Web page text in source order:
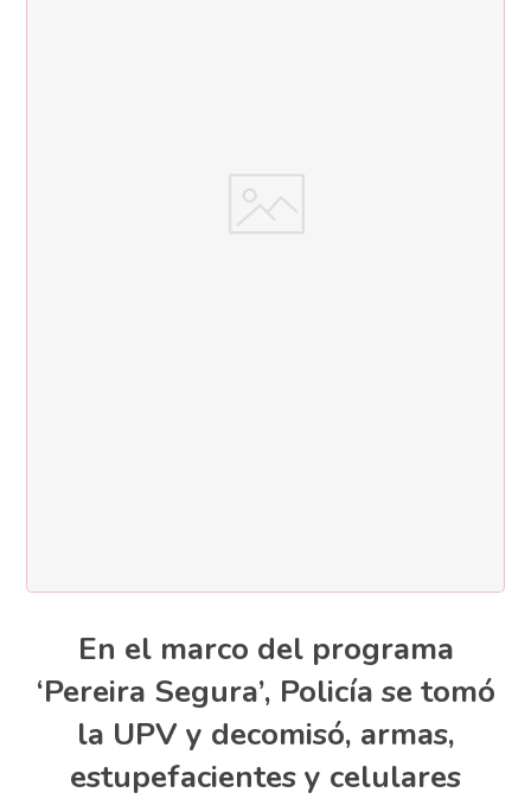
En el marco del programa
‘Pereira Segura’, Policía se tomó
la UPV y decomisó, armas,
estupefacientes y celulares